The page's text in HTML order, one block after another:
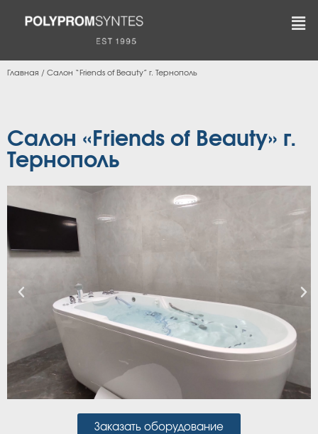
Главная / Салон “Friends of Beauty” г. Тернополь
Салон «Friends of Beauty» г.
Тернополь
Заказать оборудование